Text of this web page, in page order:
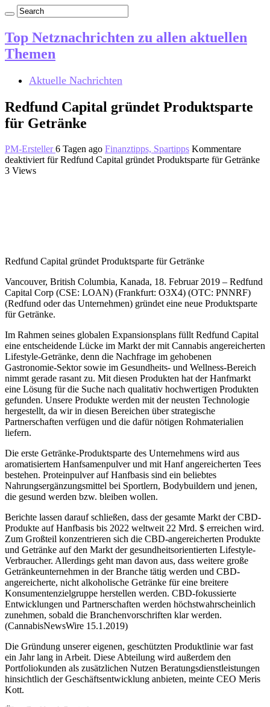
Top Netznachrichten zu allen aktuellen
Themen
Aktuelle Nachrichten
Redfund Capital gründet Produktsparte
für Getränke
PM-Ersteller6 Tagen ago Finanztipps, Spartipps Kommentare
deaktiviert für Redfund Capital gründet Produktsparte für Getränke
3 Views
Redfund Capital gründet Produktsparte für Getränke
Vancouver, British Columbia, Kanada, 18. Februar 2019 – Redfund
Capital Corp (CSE: LOAN) (Frankfurt: O3X4) (OTC: PNNRF)
(Redfund oder das Unternehmen) gründet eine neue Produktsparte
für Getränke.
Im Rahmen seines globalen Expansionsplans füllt Redfund Capital
eine entscheidende Lücke im Markt der mit Cannabis angereicherten
Lifestyle-Getränke, denn die Nachfrage im gehobenen
Gastronomie-Sektor sowie im Gesundheits- und Wellness-Bereich
nimmt gerade rasant zu. Mit diesen Produkten hat der Hanfmarkt
eine Lösung für die Suche nach qualitativ hochwertigen Produkten
gefunden. Unsere Produkte werden mit der neusten Technologie
hergestellt, da wir in diesen Bereichen über strategische
Partnerschaften verfügen und die dafür nötigen Rohmaterialien
liefern.
Die erste Getränke-Produktsparte des Unternehmens wird aus
aromatisiertem Hanfsamenpulver und mit Hanf angereicherten Tees
bestehen. Proteinpulver auf Hanfbasis sind ein beliebtes
Nahrungsergänzungsmittel bei Sportlern, Bodybuildern und jenen,
die gesund werden bzw. bleiben wollen.
Berichte lassen darauf schließen, dass der gesamte Markt der CBD-
Produkte auf Hanfbasis bis 2022 weltweit 22 Mrd. $ erreichen wird.
Zum Großteil konzentrieren sich die CBD-angereicherten Produkte
und Getränke auf den Markt der gesundheitsorientierten Lifestyle-
Verbraucher. Allerdings geht man davon aus, dass weitere große
Getränkeunternehmen in der Branche tätig werden und CBD-
angereicherte, nicht alkoholische Getränke für eine breitere
Konsumentenzielgruppe herstellen werden. CBD-fokussierte
Entwicklungen und Partnerschaften werden höchstwahrscheinlich
zunehmen, sobald die Branchenvorschriften klar werden.
(CannabisNewsWire 15.1.2019)
Die Gründung unserer eigenen, geschützten Produktlinie war fast
ein Jahr lang in Arbeit. Diese Abteilung wird außerdem den
Portfoliokunden als zusätzlichen Nutzen Beratungsdienstleistungen
hinsichtlich der Geschäftsentwicklung anbieten, meinte CEO Meris
Kott.